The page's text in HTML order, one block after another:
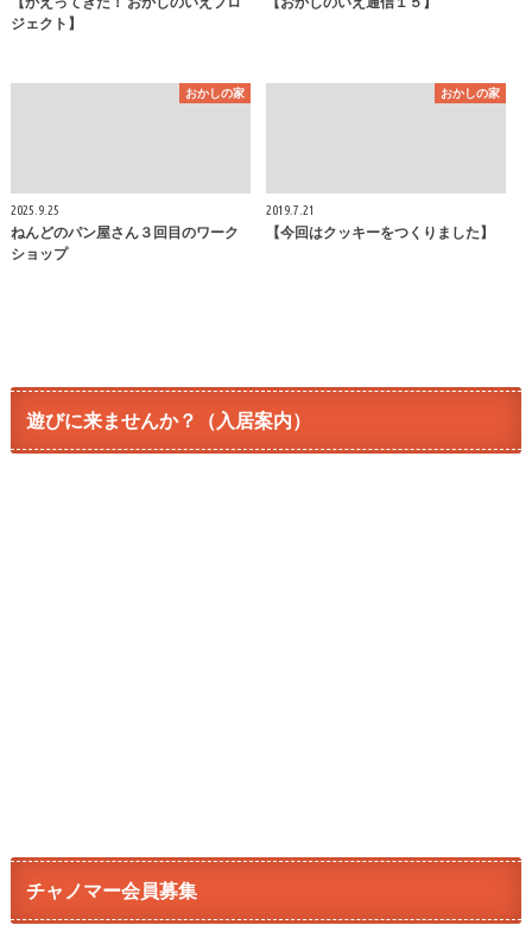
ジェクト】
おかしの家
2025.9.25
ねんどのパン屋さん３回目のワーク
ショップ
おかしの家
2019.7.21
【今回はクッキーをつくりました】
遊びに来ませんか？（入居案内）
チャノマー会員募集